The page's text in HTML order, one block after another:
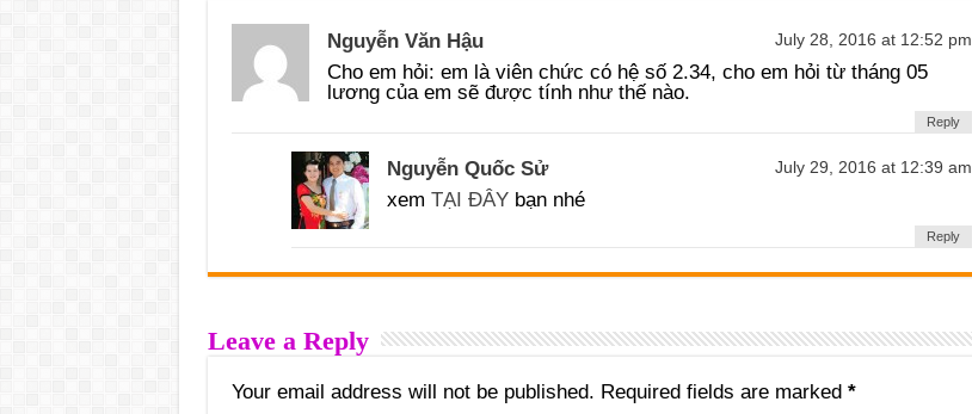
Nguyễn Văn Hậu July 28, 2016 at 12:52 pm
Cho em hỏi: em là viên chức có hệ số 2.34, cho em hỏi từ tháng 05
lương của em sẽ được tính như thế nào.
Reply
Nguyễn Quốc Sử July 29, 2016 at 12:39 am
xem TẠI ĐÂYbạn nhé
Reply
Leave a Reply
Your email address will not be published. Required fields are marked *